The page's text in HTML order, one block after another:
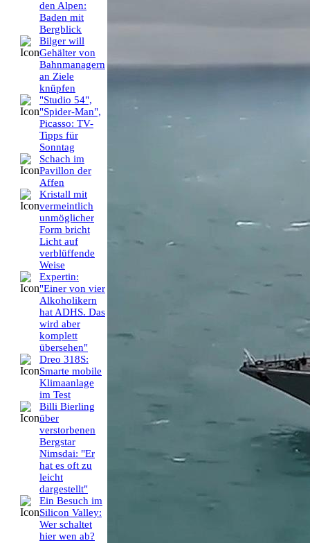
den Alpen:
Baden mit
Bergblick
Bilger will
Gehälter von
Bahnmanagern
an Ziele
knüpfen
"Studio 54",
"Spider-Man",
Picasso: TV-
Tipps für
Sonntag
Schach im
Pavillon der
Affen
Kristall mit
vermeintlich
unmöglicher
Form bricht
Licht auf
verblüffende
Weise
Expertin:
"Einer von vier
Alkoholikern
hat ADHS. Das
wird aber
komplett
übersehen"
Dreo 318S:
Smarte mobile
Klimaanlage
im Test
Billi Bierling
über
verstorbenen
Bergstar
Nimsdai: "Er
hat es oft zu
leicht
dargestellt"
Ein Besuch im
Silicon Valley:
Wer schaltet
hier wen ab?